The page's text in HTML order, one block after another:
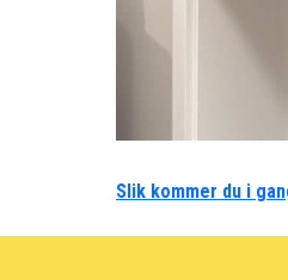
Slik kommer du i